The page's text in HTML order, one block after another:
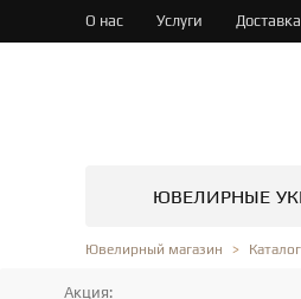
О нас Услуги
ЮВЕЛИРНЫЕ
Ювелирный магазин Каталог
Акция: